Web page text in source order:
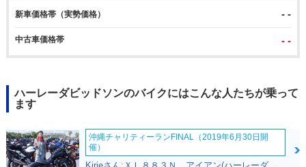
新車価格帯（実勢価格） - -
中古車価格帯 - -
ハーレーダビッドソンのバイクにはこんな人たちが乗って
ます
沖縄チャリティーランFINAL（2019年6月30日開
催）